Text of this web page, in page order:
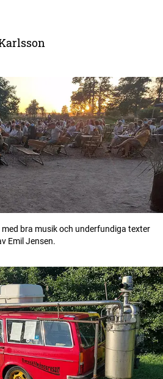
bra musik och underfundiga texter
Emil Jensen.